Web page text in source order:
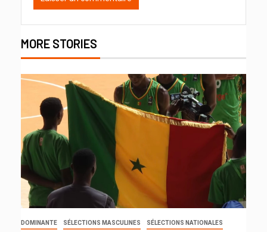
MORE STORIES
DOMINANTE SÉLECTIONS MASCULINES SÉLECTIONS NATIONALES